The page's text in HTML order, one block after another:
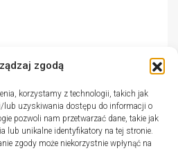
zgodą
korzystamy z technologii, takich jak
lub uzyskiwania dostępu do informacji o
pozwoli nam przetwarzać dane, takie jak
lub unikalne identyfikatory na tej stronie.
zgody może niekorzystnie wpłynąć na